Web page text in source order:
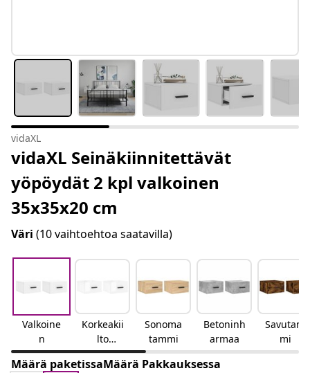
vidaXL
vidaXL Seinäkiinnitettävät
yöpöydät 2 kpl valkoinen
35x35x20 cm
Väri (10 vaihtoehtoa saatavilla)
Valkoine
n
Korkeakii
lto
valkoinen
Sonoma
tammi
Betoninh
armaa
Savutam
mi
Määrä paketissaMäärä Pakkauksessa